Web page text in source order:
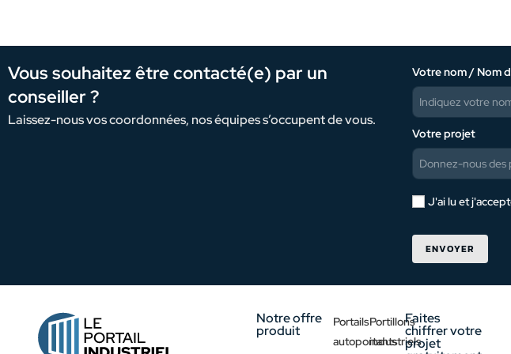
Vous souhaitez être contacté(e) par un
conseiller ?
Laissez-nous vos coordonnées, nos équipes s’occupent de vous.
Votre nom / Nom
Votre projet
J'ai lu et
ENVOYER
Notre offre
produit
Portails
autoportants
Portillons
industriels
Faites
chiffrer votre
projet